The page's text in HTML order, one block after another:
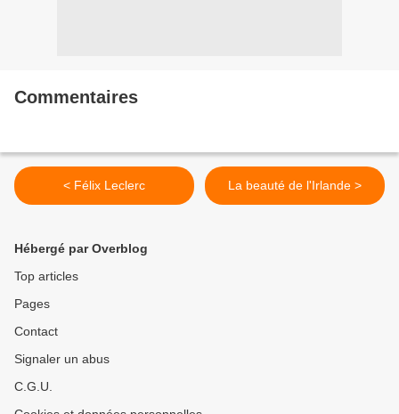
Commentaires
< Félix Leclerc La beauté de l'Irlande >
Hébergé par Overblog
Top articles
Pages
Contact
Signaler un abus
C.G.U.